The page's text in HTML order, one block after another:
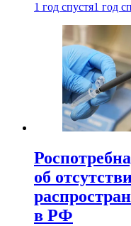
1 год спустя1 год
об
в РФ